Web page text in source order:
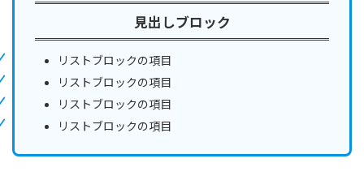
見出しブロック
リストブロックの項目
リストブロックの項目
リストブロックの項目
リストブロックの項目